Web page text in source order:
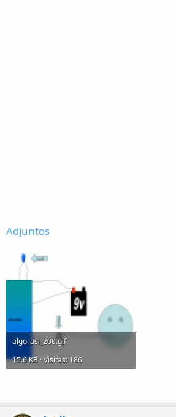
Adjuntos
algo_asi_200.gif
15.6 KB · Visitas: 186